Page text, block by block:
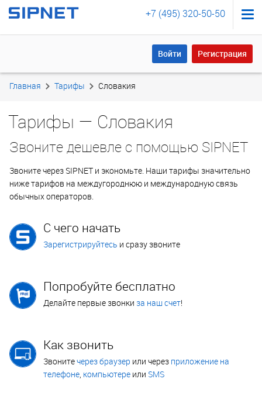
+7 (495) 320-50-50
Войти Регистрация
Войти Регистрация
Главная Тарифы Словакия
Тарифы — Словакия
Звоните дешевле с помощью SIPNET
Звоните через SIPNET и экономьте. Наши тарифы значительно
ниже тарифов на междугороднюю и международную связь
обычных операторов.
С чего начать
Зарегистрируйтесь и сразу звоните
Попробуйте бесплатно
Делайте первые звонки за наш счет!
Как звонить
Звонитечерез браузер или через приложение на
телефоне, компьютере или SMS